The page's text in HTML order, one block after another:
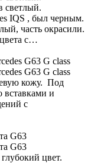
светлый.
IQS , был черным.
часть окрасили.
с…
G63 G class
G63 G class
кожу. Под
вставками и
с
G63
G63
цвет.